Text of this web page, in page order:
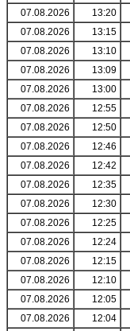
07.08.2026
13:20
07.08.2026
13:15
07.08.2026
13:10
07.08.2026
13:09
07.08.2026
13:00
07.08.2026
12:55
07.08.2026
12:50
07.08.2026
12:46
07.08.2026
12:42
07.08.2026
12:35
07.08.2026
12:30
07.08.2026
12:25
07.08.2026
12:24
07.08.2026
12:15
07.08.2026
12:10
07.08.2026
12:05
07.08.2026
12:04